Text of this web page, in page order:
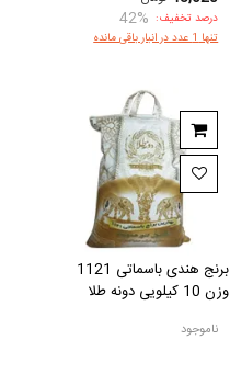
درصد تخفیف: 42%
تنها 1 عدد در انبار باقی مانده
برنج هندی باسماتی 1121
وزن 10 کیلویی دونه طلا
ناموجود